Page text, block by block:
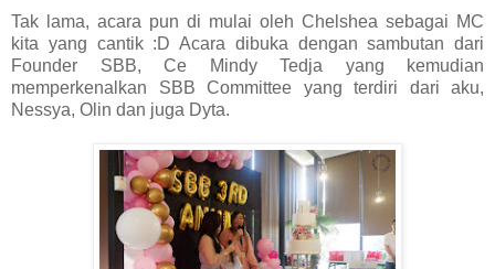
Tak lama, acara pun di mulai oleh Chelshea sebagai MC
kita yang cantik :D Acara dibuka dengan sambutan dari
Founder SBB, Ce Mindy Tedja yang kemudian
memperkenalkan SBB Committee yang terdiri dari aku,
Nessya, Olin dan juga Dyta.